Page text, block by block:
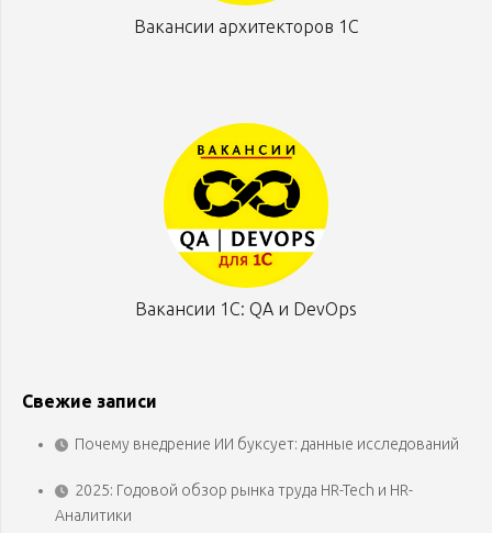
Вакансии архитекторов 1С
Вакансии 1С: QA и DevOps
Свежие записи
Почему внедрение ИИ буксует: данные исследований
2025: Годовой обзор рынка труда HR-Tech и HR-
Аналитики